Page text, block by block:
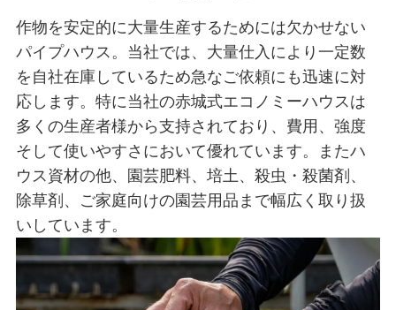
作物を安定的に大量生産するためには欠かせない
パイプハウス。当社では、大量仕入により一定数
を自社在庫しているため急なご依頼にも迅速に対
応します。特に当社の赤城式エコノミーハウスは
多くの生産者様から支持されており、費用、強度
そして使いやすさにおいて優れています。またハ
ウス資材の他、園芸肥料、培土、殺虫・殺菌剤、
除草剤、ご家庭向けの園芸用品まで幅広く取り扱
いしています。